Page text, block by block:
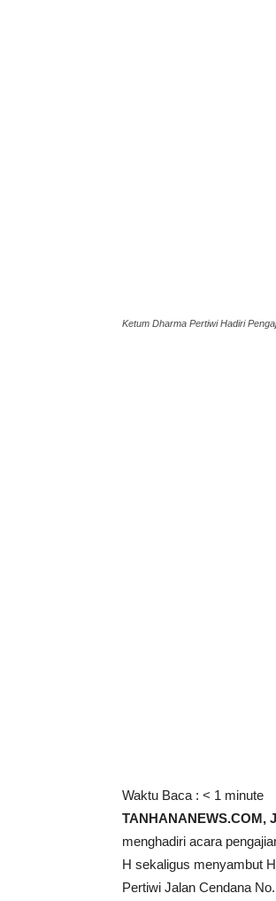
Ketum Dharma Pertiwi Hadiri
Waktu Baca : < 1 minute
TANHANANEWS.COM,
menghadiri acara
H sekaligus menyambut
Pertiwi Jalan Cendana